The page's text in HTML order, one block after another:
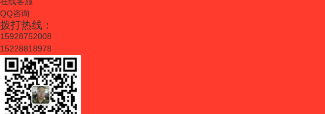
QQ咨询
拨打热线：
15928752008
15228818978